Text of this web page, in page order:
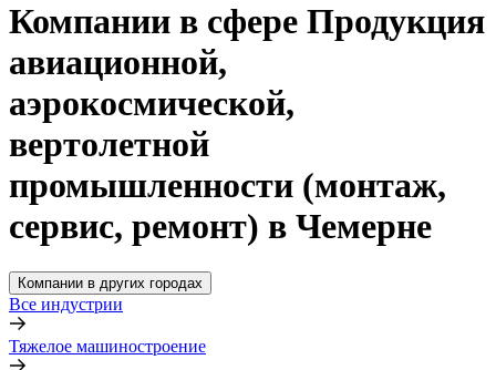
Компании в сфере Продукция
авиационной,
аэрокосмической,
вертолетной
промышленности (монтаж,
сервис, ремонт) в Чемерне
Компании в других городах
Все индустрии
Тяжелое машиностроение